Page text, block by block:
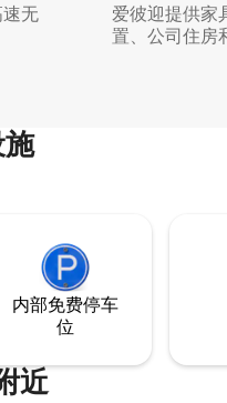
无
爱彼迎提供家
置、公司住房
内部免费停车
位
近